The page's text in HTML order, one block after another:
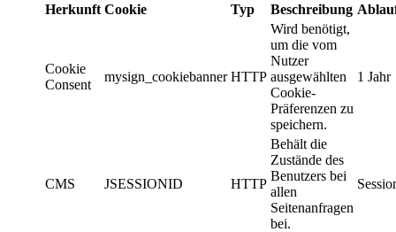
Herkunft Cookie Typ Beschreibung
Cookie
Consent
mysign_cookiebanner HTTP
Wird benötigt,
um die vom
Nutzer
ausgewählten
Cookie-
Präferenzen zu
speichern.
1 Jahr
CMS JSESSIONID HTTP
Behält die
Zustände des
Benutzers bei
allen
Seitenanfragen
bei.